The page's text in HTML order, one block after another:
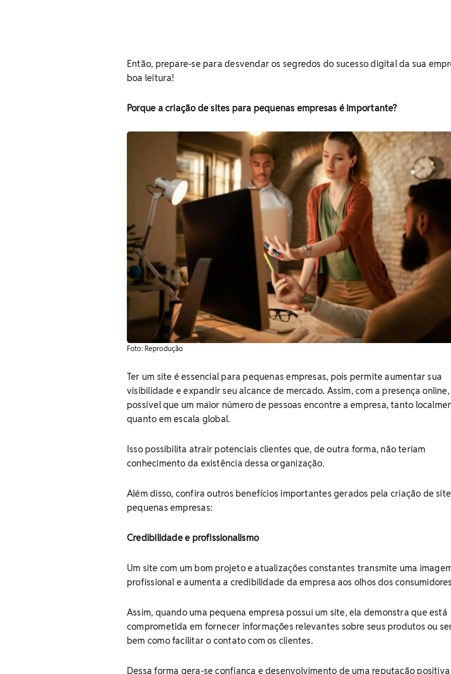
Então, prepare-se para desvendar os segredos do sucesso digital da sua
boa leitura!
Porque a criação de sites para pequenas empresas é importante?
Foto: Reprodução
Ter um site é essencial para pequenas empresas, pois permite aumentar sua
visibilidade e expandir seu alcance de mercado. Assim, com a presença
possível que um maior número de pessoas encontre a empresa, tanto
quanto em escala global.
Isso possibilita atrair potenciais clientes que, de outra forma, não teriam
conhecimento da existência dessa organização.
Além disso, confira outros benefícios importantes gerados pela criação de
pequenas empresas:
Credibilidade e profissionalismo
Um site com um bom projeto e atualizações constantes transmite uma
profissional e aumenta a credibilidade da empresa aos olhos dos
Assim, quando uma pequena empresa possui um site, ela demonstra que está
comprometida em fornecer informações relevantes sobre seus produtos ou
bem como facilitar o contato com os clientes.
Dessa forma gera-se confiança e desenvolvimento de uma reputação